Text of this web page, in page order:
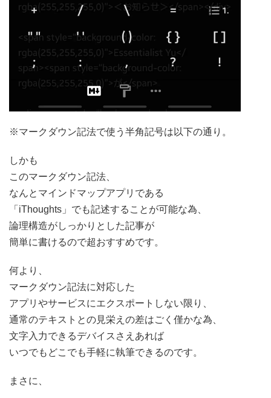
※マークダウン記法で使う半角記号は以下の通り。
しかも
このマークダウン記法、
なんとマインドマップアプリである
「iThoughts」でも記述することが可能な為、
論理構造がしっかりとした記事が
簡単に書けるので超おすすめです。
何より、
マークダウン記法に対応した
アプリやサービスにエクスポートしない限り、
通常のテキストとの見栄えの差はごく僅かな為、
文字入力できるデバイスさえあれば
いつでもどこでも手軽に執筆できるのです。
まさに、